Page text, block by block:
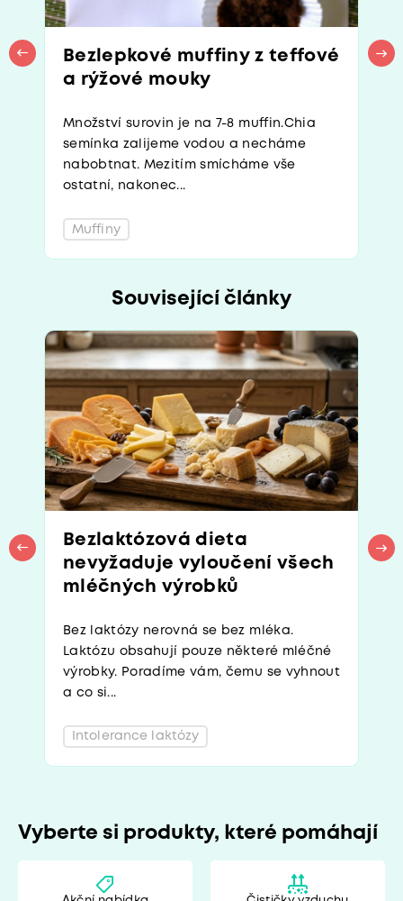
Bezlepkové muffiny z teffové
a rýžové mouky
Množství surovin je na 7-8 muffin.Chia
semínka zalijeme vodou a necháme
nabobtnat. Mezitím smícháme vše
ostatní, nakonec...
Muffiny
Související články
Bezlaktózová dieta
nevyžaduje vyloučení všech
mléčných výrobků
Bez laktózy nerovná se bez mléka.
Laktózu obsahují pouze některé mléčné
výrobky. Poradíme vám, čemu se vyhnout
a co si...
Intolerance laktózy
Vyberte si produkty, které pomáhají